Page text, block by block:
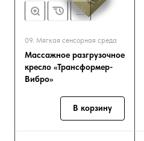
09. Мягкая сенсорная среда
Массажное разгрузочное
кресло «Трансформер-
Вибро»
В корзину